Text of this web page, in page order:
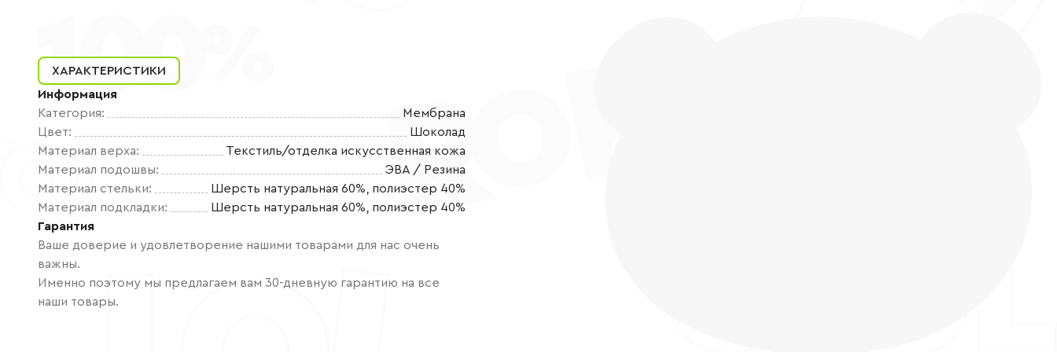
ХАРАКТЕРИСТИКИ
Информация
Категория:
Мембрана
Цвет:
Шоколад
Материал верха:
Текстиль/отделка искусственная кожа
Материал подошвы:
ЭВА / Резина
Материал стельки:
Шерсть натуральная 60%, полиэстер 40%
Материал подкладки:
Шерсть натуральная 60%, полиэстер 40%
Гарантия
Ваше доверие и удовлетворение нашими товарами для нас очень
важны.
Именно поэтому мы предлагаем вам 30-дневную гарантию на все
наши товары.